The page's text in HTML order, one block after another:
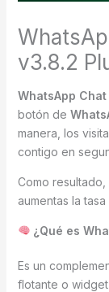
v3.8.2
WhatsApp
botón de
manera, los
contigo en
Como
aumentas la
¿Qué es
Es un
flotante o